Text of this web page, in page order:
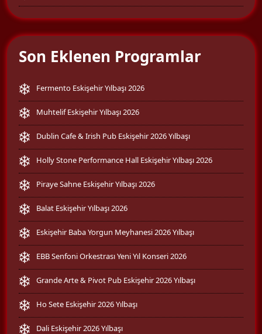
Son Eklenen Programlar
Fermento Eskişehir Yılbaşı 2026
Muhtelif Eskişehir Yılbaşı 2026
Dublin Cafe & Irish Pub Eskişehir 2026 Yılbaşı
Holly Stone Performance Hall Eskişehir Yılbaşı 2026
Piraye Sahne Eskişehir Yılbaşı 2026
Balat Eskişehir Yılbaşı 2026
Eskişehir Baba Yorgun Meyhanesi 2026 Yılbaşı
EBB Senfoni Orkestrası Yeni Yıl Konseri 2026
Grande Arte & Pivot Pub Eskişehir 2026 Yılbaşı
Ho Sete Eskişehir 2026 Yılbaşı
Dali Eskişehir 2026 Yılbaşı